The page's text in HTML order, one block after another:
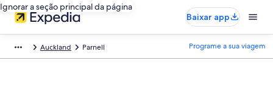
Ignorar a seção principal da página
Baixar app
Auckland Parnell Programe a sua viagem